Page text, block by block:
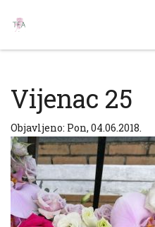
Vijenac 25
Objavljeno: Pon, 04.06.2018.